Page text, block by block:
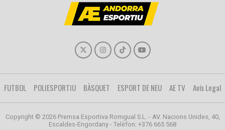
FUTBOL POLIESPORTIU BÀSQUET ESPORT DE NEU AE TV Avís Legal
Copyright © 2026 Premsa Esportiva Romgual S.L. - AV. Nacions Unides, 40,
Escaldes-Engordany - Telèfon: +376 665 568